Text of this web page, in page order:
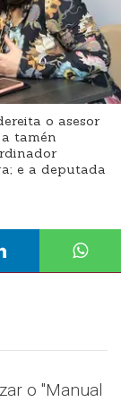
o asesor
tamén
e a deputada
o "Manual